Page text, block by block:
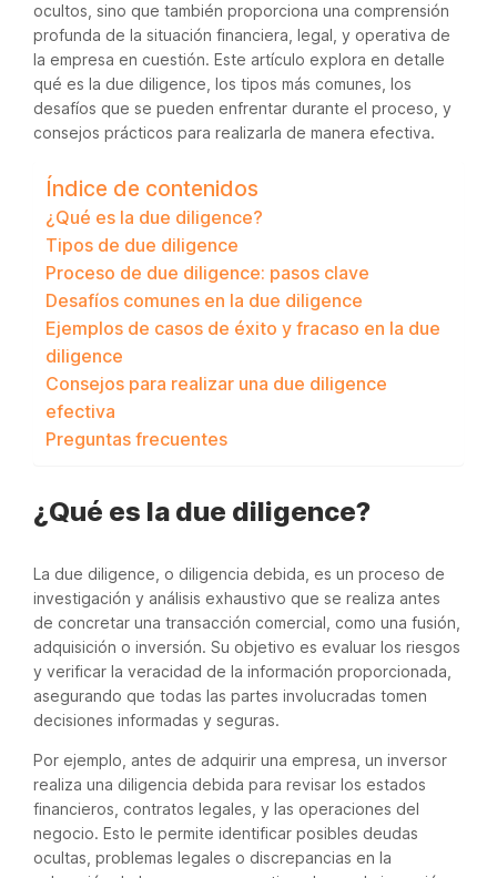
ocultos, sino que también proporciona una comprensión
profunda de la situación financiera, legal, y operativa de
la empresa en cuestión. Este artículo explora en detalle
qué es la due diligence, los tipos más comunes, los
desafíos que se pueden enfrentar durante el proceso, y
consejos prácticos para realizarla de manera efectiva.
Índice de contenidos
¿Qué es la due diligence?
Tipos de due diligence
Proceso de due diligence: pasos clave
Desafíos comunes en la due diligence
Ejemplos de casos de éxito y fracaso en la due
diligence
Consejos para realizar una due diligence
efectiva
Preguntas frecuentes
¿Qué es la due diligence?
La due diligence, o diligencia debida, es un proceso de
investigación y análisis exhaustivo que se realiza antes
de concretar una transacción comercial, como una fusión,
adquisición o inversión. Su objetivo es evaluar los riesgos
y verificar la veracidad de la información proporcionada,
asegurando que todas las partes involucradas tomen
decisiones informadas y seguras.
Por ejemplo, antes de adquirir una empresa, un inversor
realiza una diligencia debida para revisar los estados
financieros, contratos legales, y las operaciones del
negocio. Esto le permite identificar posibles deudas
ocultas, problemas legales o discrepancias en la